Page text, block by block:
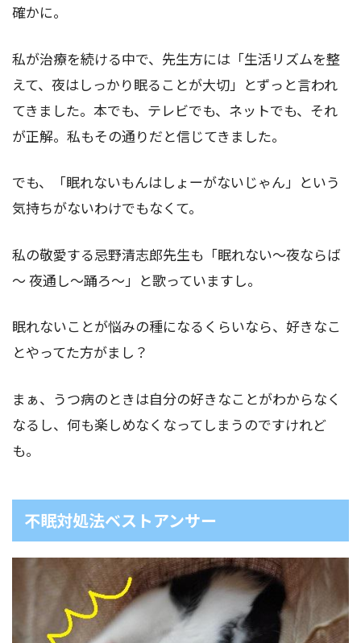
確かに。
私が治療を続ける中で、先生方には「生活リズムを整
えて、夜はしっかり眠ることが大切」とずっと言われ
てきました。本でも、テレビでも、ネットでも、それ
が正解。私もその通りだと信じてきました。
でも、「眠れないもんはしょーがないじゃん」という
気持ちがないわけでもなくて。
私の敬愛する忌野清志郎先生も「眠れない～夜ならば
～ 夜通し～踊ろ～」と歌っていますし。
眠れないことが悩みの種になるくらいなら、好きなこ
とやってた方がまし？
まぁ、うつ病のときは自分の好きなことがわからなく
なるし、何も楽しめなくなってしまうのですけれど
も。
不眠対処法ベストアンサー